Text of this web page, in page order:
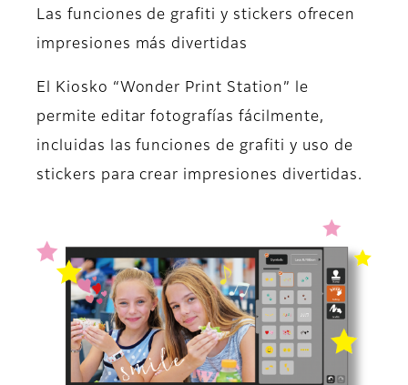
Las funciones de grafiti y stickers ofrecen
impresiones más divertidas
El Kiosko “Wonder Print Station” le
permite editar fotografías fácilmente,
incluidas las funciones de grafiti y uso de
stickers para crear impresiones divertidas.